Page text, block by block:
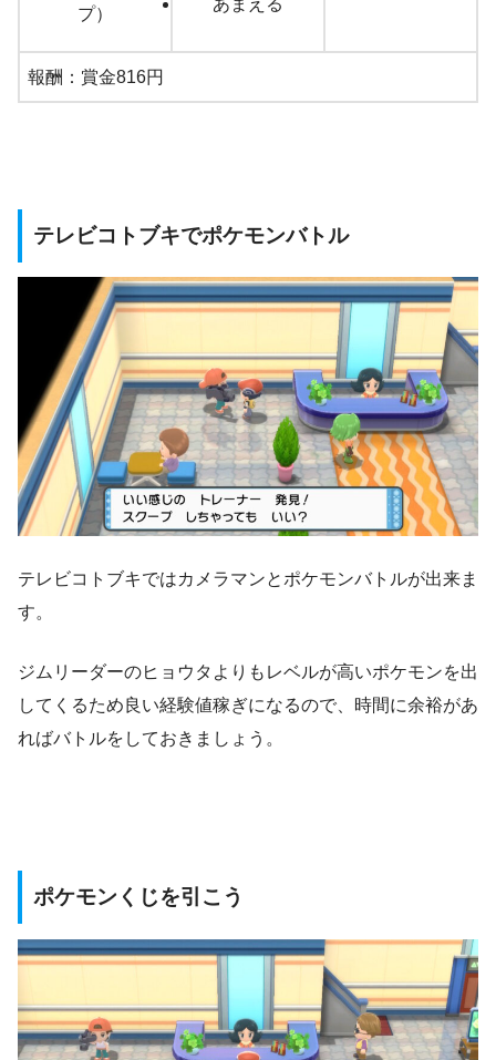
プ）
あまえる
報酬：賞金816円
テレビコトブキでポケモンバトル
テレビコトブキではカメラマンとポケモンバトルが出来ま
す。
ジムリーダーのヒョウタよりもレベルが高いポケモンを出
してくるため良い経験値稼ぎになるので、時間に余裕があ
ればバトルをしておきましょう。
ポケモンくじを引こう